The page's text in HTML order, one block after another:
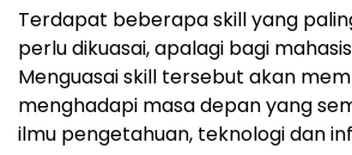
Terdapat beberapa skill yang
perlu dikuasai, apalagi bagi
Menguasai skill tersebut akan
menghadapi masa depan yang
ilmu pengetahuan, teknologi dan